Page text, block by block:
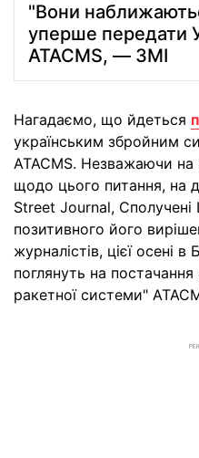
"Вони
уперше передати
ATACMS, — ЗМІ
Нагадаємо, що йдеться
українським збройним
ATACMS. Незважаючи на
щодо цього питання, на
Street Journal, Сполучені
позитивного його
журналістів, цієї осені
поглянуть на постачання
ракетної системи"